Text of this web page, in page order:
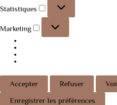
Statistiques
Marketing
Accepter Refuser
Enregistrer les préférences